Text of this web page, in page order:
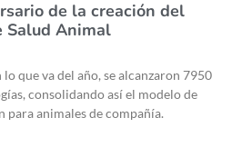
de la creación del
Salud Animal
que va del año, se alcanzaron 7950
consolidando así el modelo de
para animales de compañía.